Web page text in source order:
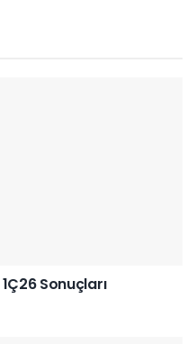
Sonuçları